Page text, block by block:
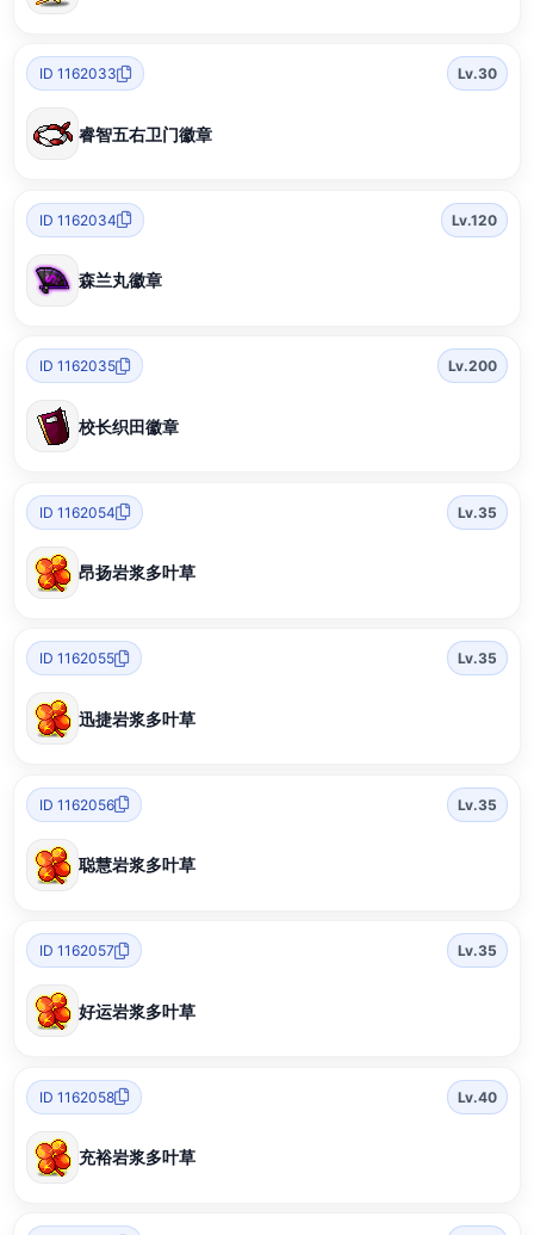
ID 1162033 Lv.30
睿智五右卫门徽章
ID 1162034 Lv.120
森兰丸徽章
ID 1162035 Lv.200
校长织田徽章
ID 1162054 Lv.35
昂扬岩浆多叶草
ID 1162055 Lv.35
迅捷岩浆多叶草
ID 1162056 Lv.35
聪慧岩浆多叶草
ID 1162057 Lv.35
好运岩浆多叶草
ID 1162058 Lv.40
充裕岩浆多叶草